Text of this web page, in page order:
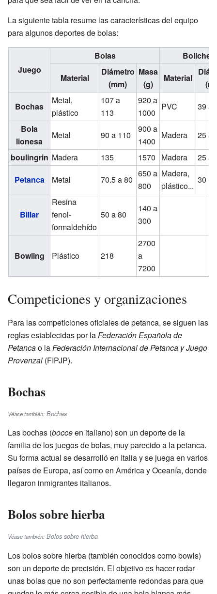
La siguiente tabla resume las características del equipo
para algunos deportes de bolas:
Juego
Bolas
Boliche
Material
Diámetro
(mm)
Masa
(g)
Material
Bochas
Metal,
plástico
107 a
113
920 a
1000
PVC
39 a
Bola
lionesa
Metal 90 a 110
900 a
1400
Madera
25 a
boulingrin Madera 135 1570 Madera
25 a
Petanca
Metal 70.5 a 80
650 a
800
Madera,
plástico...
30
Billar
Resina
fenol-
formaldehído
50 a 80
140 a
300
Bowling Plástico 218
2700
a
7200
Competiciones y organizaciones
Para las competiciones oficiales de petanca, se siguen las
reglas establecidas por laFederación Española de
Petancao laFederación Internacional de Petanca y Juego
Provenzal (FIPJP).
Bochas
Véase también: Bochas
Las bochas (bocceen italiano) son un deporte de la
familia de los juegos de bolas, muy parecido a la petanca.
Su forma actual se desarrolló en Italia y se juega en varios
países de Europa, así como en América y Oceanía, donde
llegaron inmigrantes italianos.
Bolos sobre hierba
Véase también: Bolos sobre hierba
Los bolos sobre hierba (también conocidos como bowls)
son un deporte de precisión. El objetivo es hacer rodar
unas bolas que no son perfectamente redondas para que